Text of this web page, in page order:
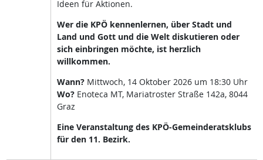
Ideen für Aktionen.
Wer die KPÖ kennenlernen, über Stadt und
Land und Gott und die Welt diskutieren oder
sich einbringen möchte, ist herzlich
willkommen.
Wann? Mittwoch, 14 Oktober 2026 um 18:30 Uhr
Wo? Enoteca MT, Mariatroster Straße 142a, 8044
Graz
Eine Veranstaltung des KPÖ-Gemeinderatsklubs
für den 11. Bezirk.